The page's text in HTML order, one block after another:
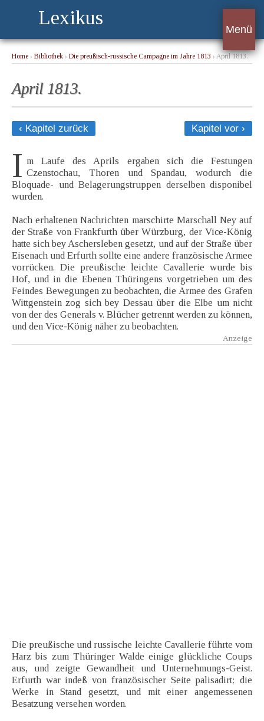
Lexikus
Menü
Home › Bibliothek › Die preußisch-russische Campagne im Jahre 1813 › April 1813.
April 1813.
‹ Kapitel zurück Kapitel vor ›
I m Laufe des Aprils ergaben sich die Festungen
Czenstochau, Thoren und Spandau, wodurch die
Bloquade- und Belagerungstruppen derselben disponibel
wurden.
Nach erhaltenen Nachrichten marschirte Marschall Ney auf
der Straße von Frankfurth über Würzburg, der Vice-König
hatte sich bey Aschersleben gesetzt, und auf der Straße über
Eisenach und Erfurth sollte eine andere französische Armee
vorrücken. Die preußische leichte Cavallerie wurde bis
Hof, und in die Ebenen Thüringens vorgetrieben um des
Feindes Bewegungen zu beobachten, die Armee des Grafen
Wittgenstein zog sich bey Dessau über die Elbe um nicht
von der des Generals v. Blücher getrennt werden zu können,
und den Vice-König näher zu beobachten.
Die preußische und russische leichte Cavallerie führte vom
Harz bis zum Thüringer Walde einige glückliche Coups
aus, und zeigte Gewandheit und Unternehmungs-Geist.
Erfurth war indeß von französischer Seite palisadirt; die
Werke in Stand gesetzt, und mit einer angemessenen
Besatzung versehen worden.